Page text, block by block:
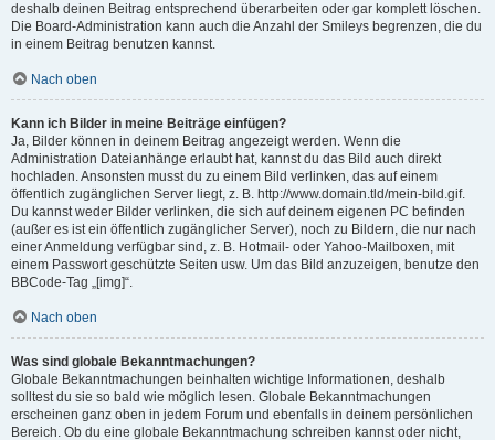
deshalb deinen Beitrag entsprechend überarbeiten oder gar komplett löschen.
Die Board-Administration kann auch die Anzahl der Smileys begrenzen, die du
in einem Beitrag benutzen kannst.
Nach oben
Kann ich Bilder in meine Beiträge einfügen?
Ja, Bilder können in deinem Beitrag angezeigt werden. Wenn die
Administration Dateianhänge erlaubt hat, kannst du das Bild auch direkt
hochladen. Ansonsten musst du zu einem Bild verlinken, das auf einem
öffentlich zugänglichen Server liegt, z. B. http://www.domain.tld/mein-bild.gif.
Du kannst weder Bilder verlinken, die sich auf deinem eigenen PC befinden
(außer es ist ein öffentlich zugänglicher Server), noch zu Bildern, die nur nach
einer Anmeldung verfügbar sind, z. B. Hotmail- oder Yahoo-Mailboxen, mit
einem Passwort geschützte Seiten usw. Um das Bild anzuzeigen, benutze den
BBCode-Tag „[img]“.
Nach oben
Was sind globale Bekanntmachungen?
Globale Bekanntmachungen beinhalten wichtige Informationen, deshalb
solltest du sie so bald wie möglich lesen. Globale Bekanntmachungen
erscheinen ganz oben in jedem Forum und ebenfalls in deinem persönlichen
Bereich. Ob du eine globale Bekanntmachung schreiben kannst oder nicht,